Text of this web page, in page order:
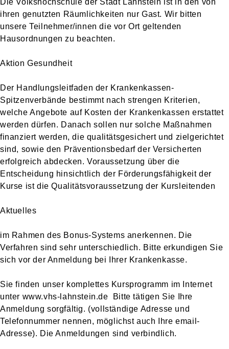
Die Volkshochschule der Stadt Lahnstein ist in den von
ihren genutzten Räumlichkeiten nur Gast. Wir bitten
unsere Teilnehmer/innen die vor Ort geltenden
Hausordnungen zu beachten.
Aktion Gesundheit
Der Handlungsleitfaden der Krankenkassen-
Spitzenverbände bestimmt nach strengen Kriterien,
welche Angebote auf Kosten der Krankenkassen erstattet
werden dürfen. Danach sollen nur solche Maßnahmen
finanziert werden, die qualitätsgesichert und zielgerichtet
sind, sowie den Präventionsbedarf der Versicherten
erfolgreich abdecken. Voraussetzung über die
Entscheidung hinsichtlich der Förderungsfähigkeit der
Kurse ist die Qualitätsvoraussetzung der Kursleitenden
Aktuelles
im Rahmen des Bonus-Systems anerkennen. Die
Verfahren sind sehr unterschiedlich. Bitte erkundigen Sie
sich vor der Anmeldung bei Ihrer Krankenkasse.
Sie finden unser komplettes Kursprogramm im Internet
unter www.vhs-lahnstein.de Bitte tätigen Sie Ihre
Anmeldung sorgfältig. (vollständige Adresse und
Telefonnummer nennen, möglichst auch Ihre email-
Adresse). Die Anmeldungen sind verbindlich.